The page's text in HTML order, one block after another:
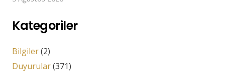
Kategoriler
Bilgiler(2)
Duyurular(371)